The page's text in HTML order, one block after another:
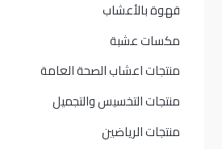
قهوة بالأعشاب
مكسات عشبة
منتجات اعشاب الصحة العامة
منتجات التخسيس والتجميل
منتجات الرياضين